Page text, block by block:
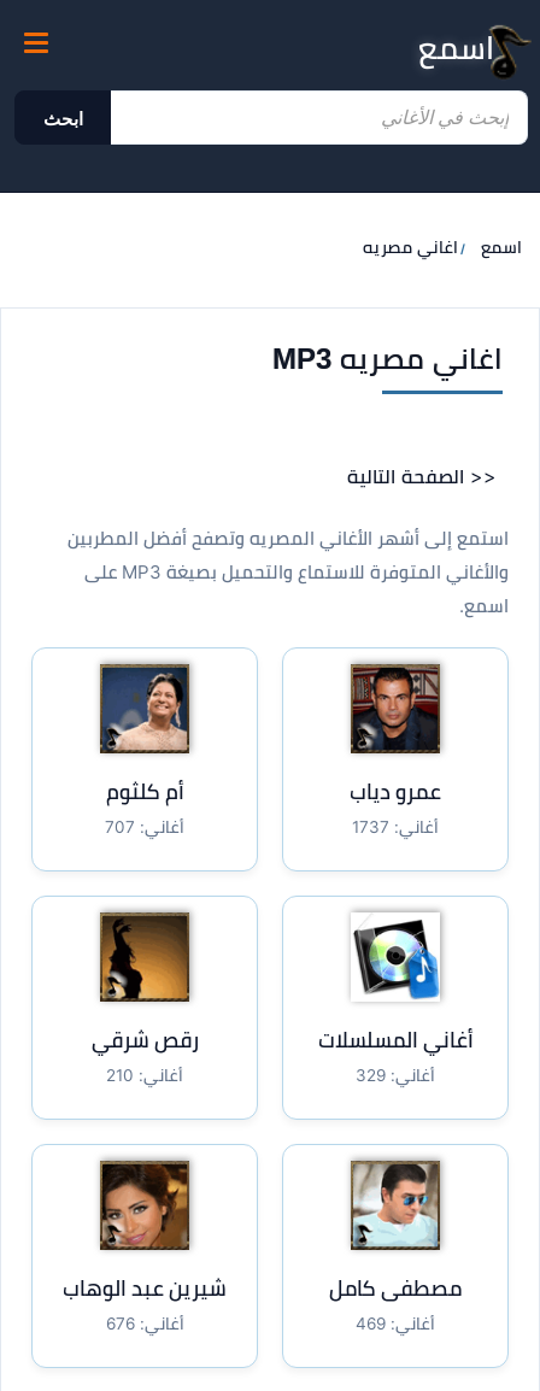
اسمع
ابحث
اسمع اغاني مصريه
اغاني مصريه MP3
<< الصفحة التالية
استمع إلى أشهر الأغاني المصريه وتصفح أفضل المطربين
والأغاني المتوفرة للاستماع والتحميل بصيغة MP3 على
اسمع.
عمرو دياب
أغاني: 1737
أم كلثوم
أغاني: 707
أغاني المسلسلات
أغاني: 329
رقص شرقي
أغاني: 210
مصطفى كامل
أغاني: 469
شيرين عبد الوهاب
أغاني: 676